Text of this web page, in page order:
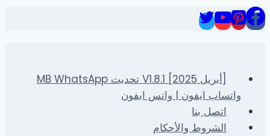
[أبريل 2025] V1.8.1 تحديث MB WhatsApp
واتساب ايفون | واتس ايفون
اتصل بنا
الشروط والأحكام